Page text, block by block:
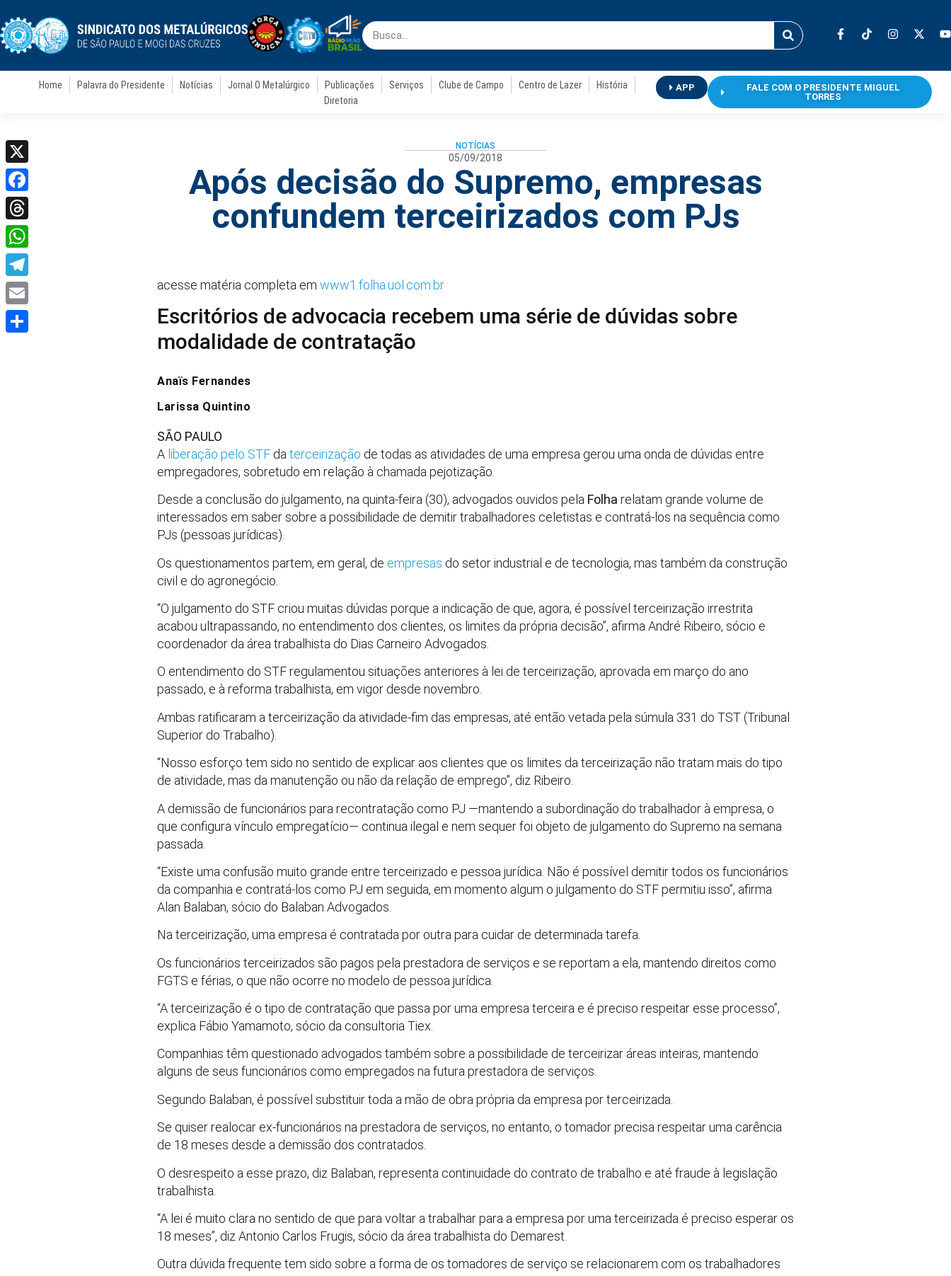
Home Palavra do Presidente Notícias Jornal O Metalúrgico Publicações Serviços Clube de Campo Centro de Lazer
História
Diretoria
APP
FALE COM O PRESIDENTE MIGUEL
TORRES
NOTÍCIAS
05/09/2018
Após decisão do Supremo, empresas
confundem terceirizados com PJs
acesse matéria completa em www1.folha.uol.com.br
Escritórios de advocacia recebem uma série de dúvidas sobre
modalidade de contratação
Anaïs Fernandes
Larissa Quintino
SÃO PAULO
A liberação pelo STF da terceirização de todas as atividades de uma empresa gerou uma onda de dúvidas entre
empregadores, sobretudo em relação à chamada pejotização.
Desde a conclusão do julgamento, na quinta-feira (30), advogados ouvidos pela Folha relatam grande volume de
interessados em saber sobre a possibilidade de demitir trabalhadores celetistas e contratá-los na sequência como
PJs (pessoas jurídicas).
Os questionamentos partem, em geral, de empresas do setor industrial e de tecnologia, mas também da construção
civil e do agronegócio.
“O julgamento do STF criou muitas dúvidas porque a indicação de que, agora, é possível terceirização irrestrita
acabou ultrapassando, no entendimento dos clientes, os limites da própria decisão”, afirma André Ribeiro, sócio e
coordenador da área trabalhista do Dias Carneiro Advogados.
O entendimento do STF regulamentou situações anteriores à lei de terceirização, aprovada em março do ano
passado, e à reforma trabalhista, em vigor desde novembro.
Ambas ratificaram a terceirização da atividade-fim das empresas, até então vetada pela súmula 331 do TST (Tribunal
Superior do Trabalho).
“Nosso esforço tem sido no sentido de explicar aos clientes que os limites da terceirização não tratam mais do tipo
de atividade, mas da manutenção ou não da relação de emprego”, diz Ribeiro.
A demissão de funcionários para recontratação como PJ —mantendo a subordinação do trabalhador à empresa, o
que configura vínculo empregatício— continua ilegal e nem sequer foi objeto de julgamento do Supremo na semana
passada.
“Existe uma confusão muito grande entre terceirizado e pessoa jurídica. Não é possível demitir todos os funcionários
da companhia e contratá-los como PJ em seguida, em momento algum o julgamento do STF permitiu isso”, afirma
Alan Balaban, sócio do Balaban Advogados.
Na terceirização, uma empresa é contratada por outra para cuidar de determinada tarefa.
Os funcionários terceirizados são pagos pela prestadora de serviços e se reportam a ela, mantendo direitos como
FGTS e férias, o que não ocorre no modelo de pessoa jurídica.
“A terceirização é o tipo de contratação que passa por uma empresa terceira e é preciso respeitar esse processo”,
explica Fábio Yamamoto, sócio da consultoria Tiex.
Companhias têm questionado advogados também sobre a possibilidade de terceirizar áreas inteiras, mantendo
alguns de seus funcionários como empregados na futura prestadora de serviços.
Segundo Balaban, é possível substituir toda a mão de obra própria da empresa por terceirizada.
Se quiser realocar ex-funcionários na prestadora de serviços, no entanto, o tomador precisa respeitar uma carência
de 18 meses desde a demissão dos contratados.
O desrespeito a esse prazo, diz Balaban, representa continuidade do contrato de trabalho e até fraude à legislação
trabalhista.
“A lei é muito clara no sentido de que para voltar a trabalhar para a empresa por uma terceirizada é preciso esperar os
18 meses”, diz Antonio Carlos Frugis, sócio da área trabalhista do Demarest.
Outra dúvida frequente tem sido sobre a forma de os tomadores de serviço se relacionarem com os trabalhadores
X
Facebook
Threads
WhatsApp
Telegram
Email